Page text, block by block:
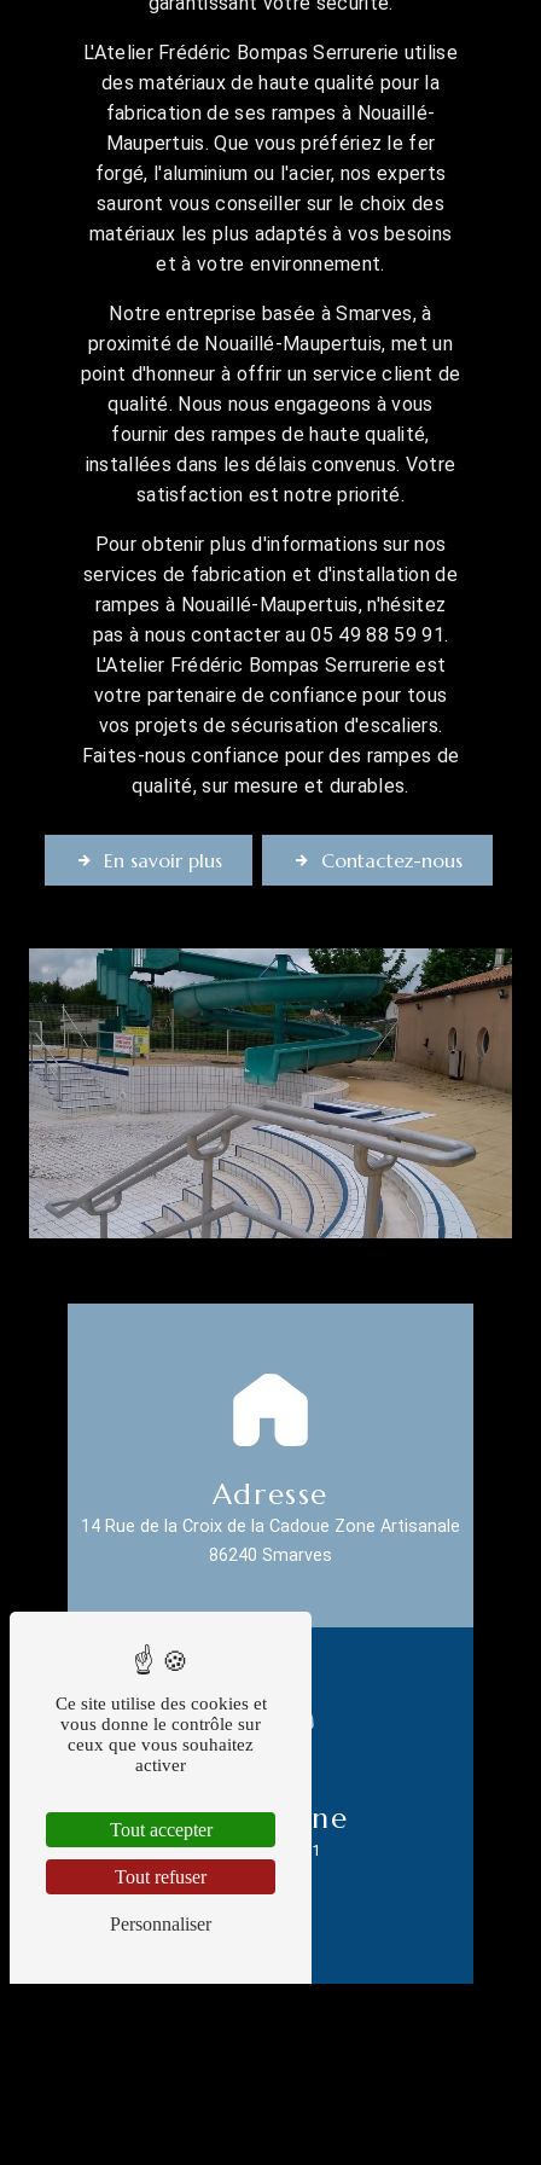
L'Atelier Frédéric Bompas Serrurerie utilise
des matériaux de haute qualité pour la
fabrication de ses rampes à Nouaillé-
Maupertuis. Que vous préfériez le fer
forgé, l'aluminium ou l'acier, nos experts
sauront vous conseiller sur le choix des
matériaux les plus adaptés à vos besoins
et à votre environnement.
Notre entreprise basée à Smarves, à
proximité de Nouaillé-Maupertuis, met un
point d'honneur à offrir un service client de
qualité. Nous nous engageons à vous
fournir des rampes de haute qualité,
installées dans les délais convenus. Votre
satisfaction est notre priorité.
Pour obtenir plus d'informations sur nos
services de fabrication et d'installation de
rampes à Nouaillé-Maupertuis, n'hésitez
pas à nous contacter au 05 49 88 59 91.
L'Atelier Frédéric Bompas Serrurerie est
votre partenaire de confiance pour tous
vos projets de sécurisation d'escaliers.
Faites-nous confiance pour des rampes de
qualité, sur mesure et durables.
En savoir plus Contactez-nous
Adresse
14 Rue de la Croix de la Cadoue Zone Artisanale
86240 Smarves
Téléphone
05 49 88 59 91
Ce site utilise des cookies et
vous donne le contrôle sur
ceux que vous souhaitez
activer
Tout accepter
Tout refuser
Personnaliser